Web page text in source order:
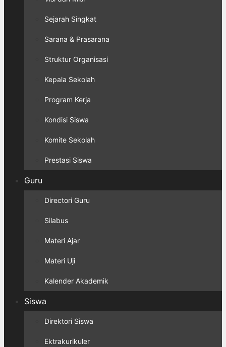
Sejarah Singkat
Sarana & Prasarana
Struktur Organisasi
Kepala Sekolah
Program Kerja
Kondisi Siswa
Komite Sekolah
Prestasi Siswa
Guru
Directori Guru
Silabus
Materi Ajar
Materi Uji
Kalender Akademik
Siswa
Direktori Siswa
Ektrakurikuler